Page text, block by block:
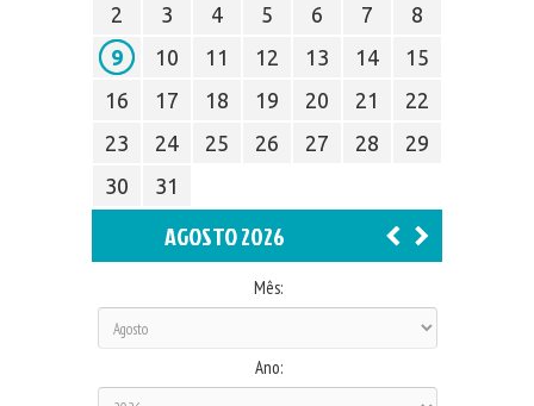
2
3 4 5 6 7
8
9
10 11 12 13 14
15
16
17 18 19 20 21
22
23
24 25 26 27 28
29
30
31
AGOSTO 2026
Mês:
Ano: